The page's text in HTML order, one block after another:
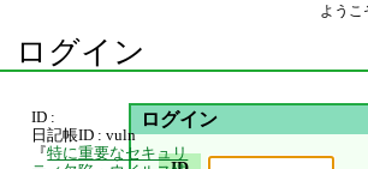
ようこ
ログイン
ログイン
ID :
日記帳ID : vuln
『特に重要なセキュリ